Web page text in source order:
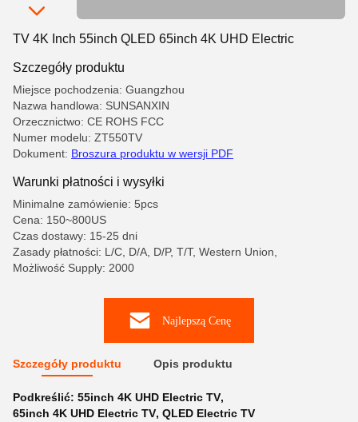
TV 4K Inch 55inch QLED 65inch 4K UHD Electric
Szczegóły produktu
Miejsce pochodzenia: Guangzhou
Nazwa handlowa: SUNSANXIN
Orzecznictwo: CE ROHS FCC
Numer modelu: ZT550TV
Dokument: Broszura produktu w wersji PDF
Warunki płatności i wysyłki
Minimalne zamówienie: 5pcs
Cena: 150~800US
Czas dostawy: 15-25 dni
Zasady płatności: L/C, D/A, D/P, T/T, Western Union,
Możliwość Supply: 2000
Najlepszą Cenę
Szczegóły produktu Opis produktu
Podkreślić: 55inch 4K UHD Electric TV,
65inch 4K UHD Electric TV, QLED Electric TV